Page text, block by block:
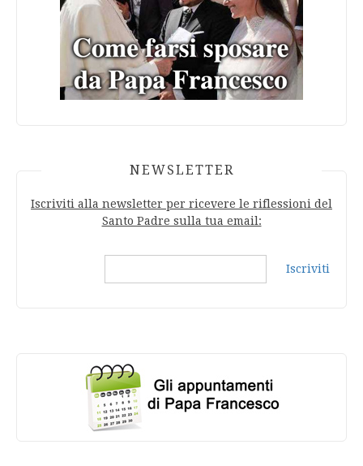
NEWSLETTER
Iscriviti alla newsletter per ricevere le riflessioni del
Santo Padre sulla tua email:
Iscriviti